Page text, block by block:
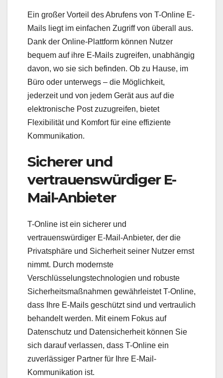
Ein großer Vorteil des Abrufens von T-Online E-
Mails liegt im einfachen Zugriff von überall aus.
Dank der Online-Plattform können Nutzer
bequem auf ihre E-Mails zugreifen, unabhängig
davon, wo sie sich befinden. Ob zu Hause, im
Büro oder unterwegs – die Möglichkeit,
jederzeit und von jedem Gerät aus auf die
elektronische Post zuzugreifen, bietet
Flexibilität und Komfort für eine effiziente
Kommunikation.
Sicherer und
vertrauenswürdiger E-
Mail-Anbieter
T-Online ist ein sicherer und
vertrauenswürdiger E-Mail-Anbieter, der die
Privatsphäre und Sicherheit seiner Nutzer ernst
nimmt. Durch modernste
Verschlüsselungstechnologien und robuste
Sicherheitsmaßnahmen gewährleistet T-Online,
dass Ihre E-Mails geschützt sind und vertraulich
behandelt werden. Mit einem Fokus auf
Datenschutz und Datensicherheit können Sie
sich darauf verlassen, dass T-Online ein
zuverlässiger Partner für Ihre E-Mail-
Kommunikation ist.